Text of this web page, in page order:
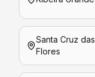
Santa Cruz das
Flores